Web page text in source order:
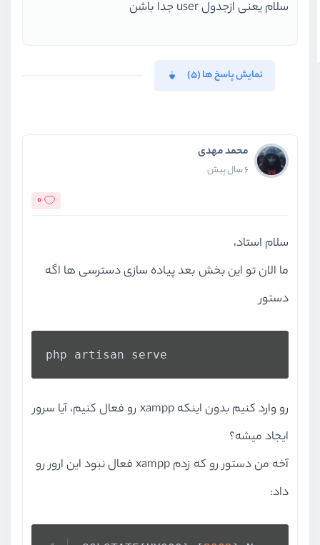
سلام یعنی ازجدول user جدا باشن
نمایش پاسخ ها (5)
محمد مهدی
6 سال پیش
0
سلام استاد،
ما الان تو این بخش بعد پیاده سازی دسترسی ها اگه
دستور
php artisan serve
رو وارد کنیم بدون اینکه xampp رو فعال کنیم، آیا سرور
ایجاد میشه؟
آخه من دستور رو که زدم xampp فعال نبود این ارور رو
داد: